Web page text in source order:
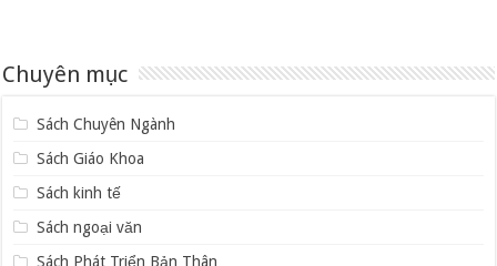
Chuyên mục
Sách Chuyên Ngành
Sách Giáo Khoa
Sách kinh tế
Sách ngoại văn
Sách Phát Triển Bản Thân